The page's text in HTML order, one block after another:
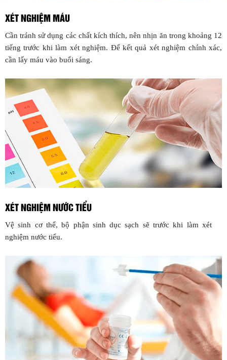
XÉT NGHIỆM MÁU
Cần tránh sử dụng các chất kích thích, nên nhịn ăn trong khoảng 12
tiếng trước khi làm xét nghiệm. Để kết quả xét nghiệm chính xác,
cần lấy máu vào buổi sáng.
XÉT NGHIỆM NƯỚC TIỂU
Vệ sinh cơ thể, bộ phận sinh dục sạch sẽ trước khi làm xét
nghiệm nước tiểu.